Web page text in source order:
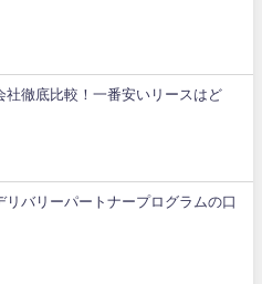
社徹底比較！一番安いリースはど
リバリーパートナープログラムの口